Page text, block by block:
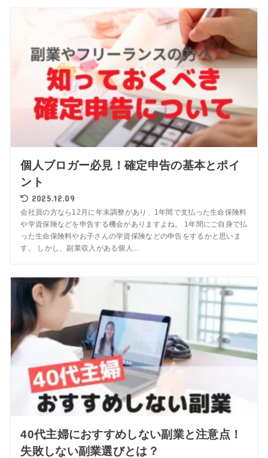
個人ブロガー必見！確定申告の基本とポイ
ント
2025.12.09
会社員の方なら12月に年末調整があり、1年間で支払った生命保険料
や学資保険などを申告する機会がありますよね。 1年間にご自身で払
った生命保険料やお子さんの学資保険などの申告をするかと思いま
す。 しかし、副業収入がある個人...
40代主婦におすすめしない副業と注意点！
失敗しない副業選びとは？